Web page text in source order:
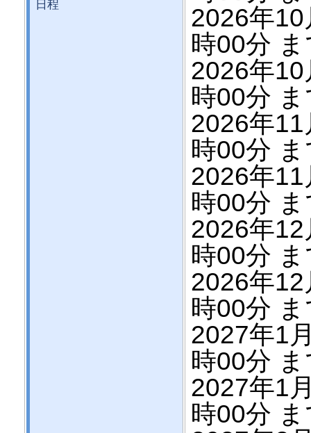
日程
2026年
時00分
2026年
時00分
2026年
時00分
2026年
時00分
2026年
時00分
2026年
時00分
2027年1
時00分
2027年1
時00分